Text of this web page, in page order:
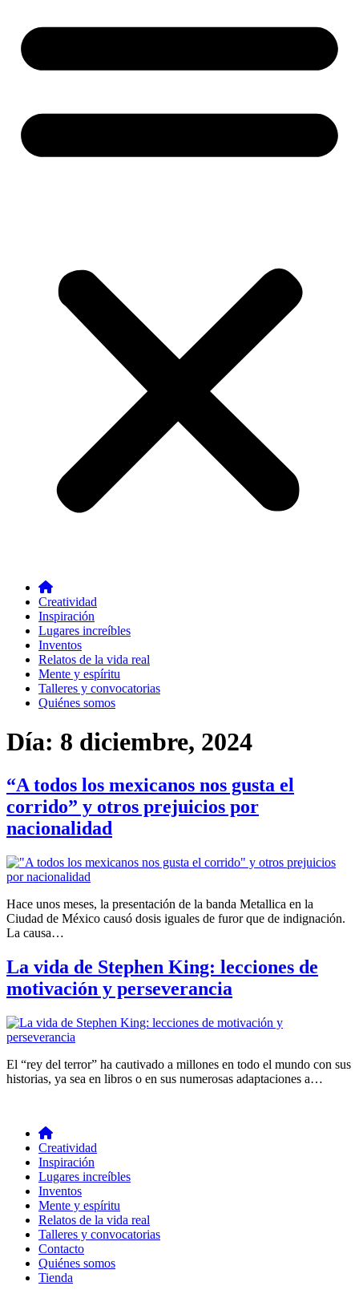
Creatividad
Inspiración
Lugares increíbles
Inventos
Relatos de la vida real
Mente y espíritu
Talleres y convocatorias
Quiénes somos
Día: 8 diciembre, 2024
“A todos los mexicanos nos gusta el
corrido” y otros prejuicios por
nacionalidad
Hace unos meses, la presentación de la banda Metallica en la
Ciudad de México causó dosis iguales de furor que de indignación.
La causa…
La vida de Stephen King: lecciones de
motivación y perseverancia
El “rey del terror” ha cautivado a millones en todo el mundo con sus
historias, ya sea en libros o en sus numerosas adaptaciones a…
Creatividad
Inspiración
Lugares increíbles
Inventos
Mente y espíritu
Relatos de la vida real
Talleres y convocatorias
Contacto
Quiénes somos
Tienda